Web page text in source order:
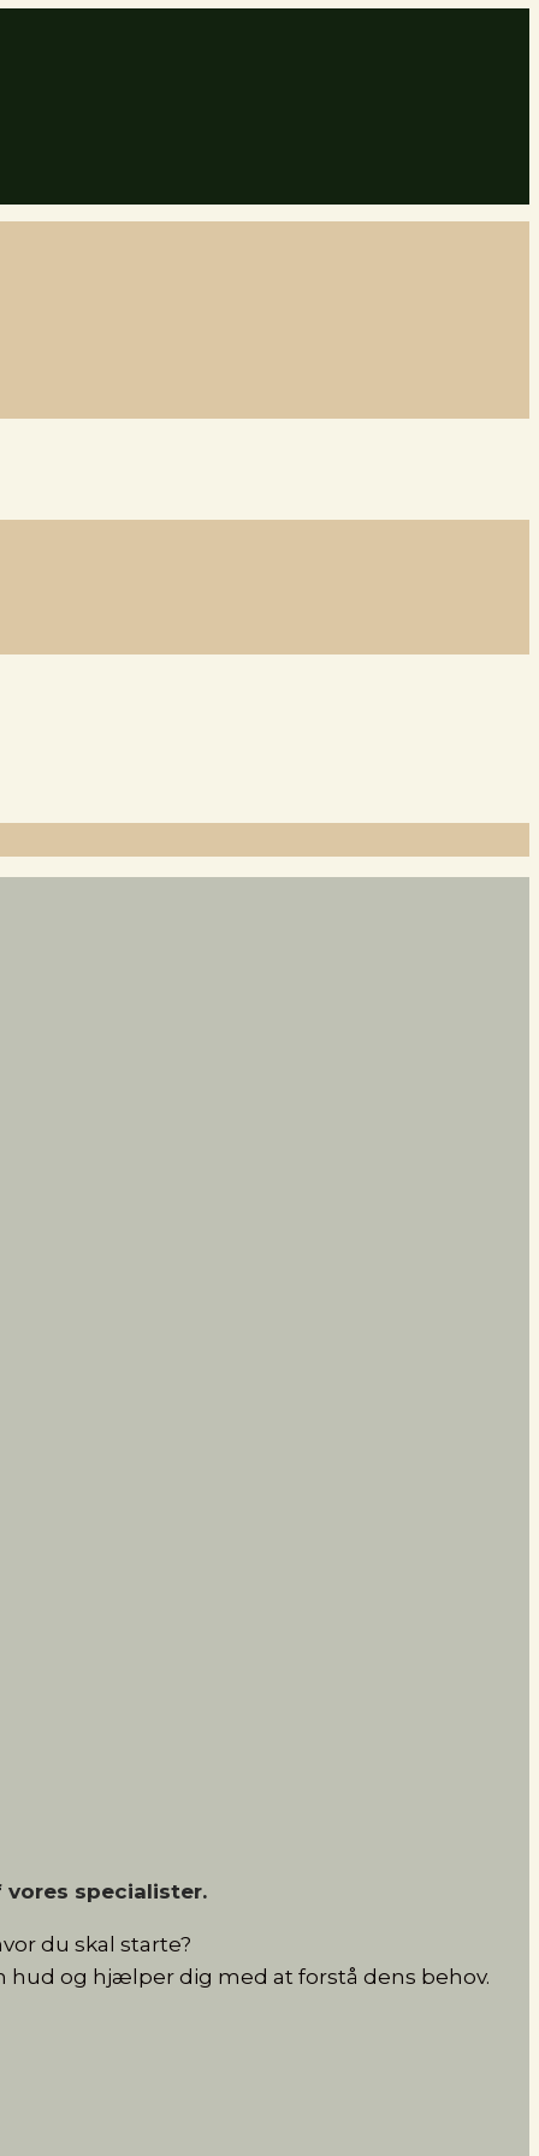
specialister.
du skal starte?
hud og hjælper dig med at forstå dens behov.